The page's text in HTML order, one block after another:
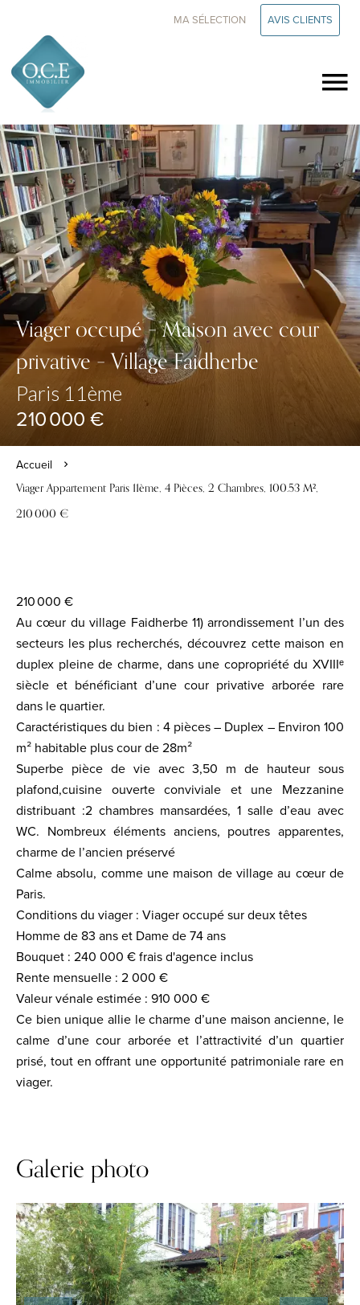
MA SÉLECTION AVIS CLIENTS
Viager occupé – Maison avec cour
privative – Village Faidherbe
Paris 11ème
210 000 €
Accueil
Viager Appartement Paris 11ème, 4 Pièces, 2 Chambres, 100.53 M²,
210 000 €
210 000 €
Au cœur du village Faidherbe 11) arrondissement l’un des
secteurs les plus recherchés, découvrez cette maison en
duplex pleine de charme, dans une copropriété du XVIIIᵉ
siècle et bénéficiant d’une cour privative arborée rare
dans le quartier.
Caractéristiques du bien : 4 pièces – Duplex – Environ 100
m² habitable plus cour de 28m²
Superbe pièce de vie avec 3,50 m de hauteur sous
plafond,cuisine ouverte conviviale et une Mezzanine
distribuant :2 chambres mansardées, 1 salle d’eau avec
WC. Nombreux éléments anciens, poutres apparentes,
charme de l’ancien préservé
Calme absolu, comme une maison de village au cœur de
Paris.
Conditions du viager : Viager occupé sur deux têtes
Homme de 83 ans et Dame de 74 ans
Bouquet : 240 000 € frais d'agence inclus
Rente mensuelle : 2 000 €
Valeur vénale estimée : 910 000 €
Ce bien unique allie le charme d’une maison ancienne, le
calme d’une cour arborée et l’attractivité d’un quartier
prisé, tout en offrant une opportunité patrimoniale rare en
viager.
Galerie photo